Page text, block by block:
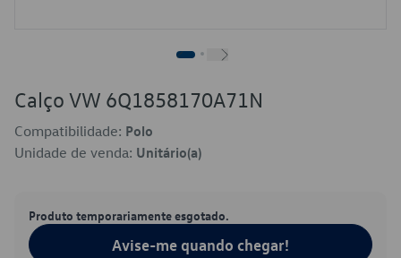
Calço VW 6Q1858170A71N
Compatibilidade: Polo
Unidade de venda: Unitário(a)
Produto temporariamente esgotado.
Avise-me quando chegar!